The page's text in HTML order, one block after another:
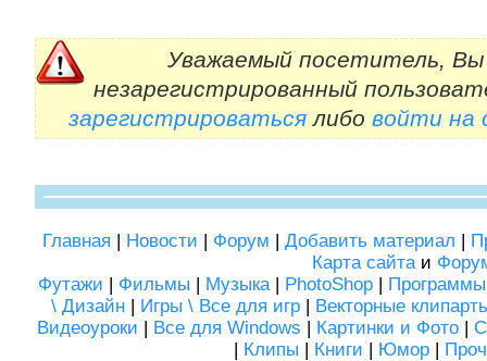
Уважаемый посетитель, Вы
незарегистрированный
зарегистрироватьсялибо войти на
Главная | Новости | Форум | Добавить материал |
Карта сайтаи
Футажи | Фильмы | Музыка| PhotoShop | Программы
\ Дизайн | Игры \ Все для игр | Векторные
Видеоуроки | Все для Windows | Картинки и Фото|
| Клипы | Книги | Юмор |